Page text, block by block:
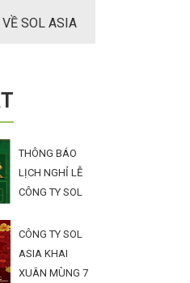
SOL ASIA
THÔNG BÁO
LỊCH NGHỈ LỄ
CÔNG TY SOL
CÔNG TY SOL
ASIA KHAI
XUÂN MÙNG 7